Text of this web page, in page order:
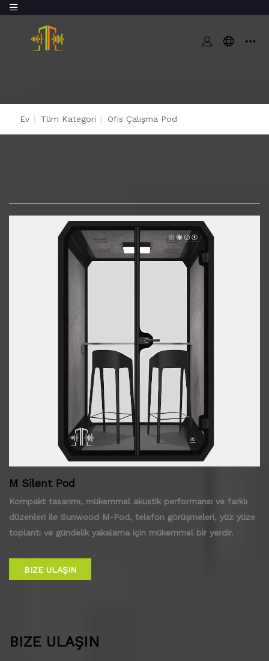
Ev | Tüm Kategori | Ofis Çalışma Pod
M Silent Pod
Kompakt tasarımı, mükemmel akustik performansı ve farklı
düzenleri ile Sunwood M-Pod, telefon görüşmeleri, yüz yüze
toplantı ve gündelik yakalama için mükemmel bir yerdir.
BIZE ULAŞIN
BIZE ULAŞIN